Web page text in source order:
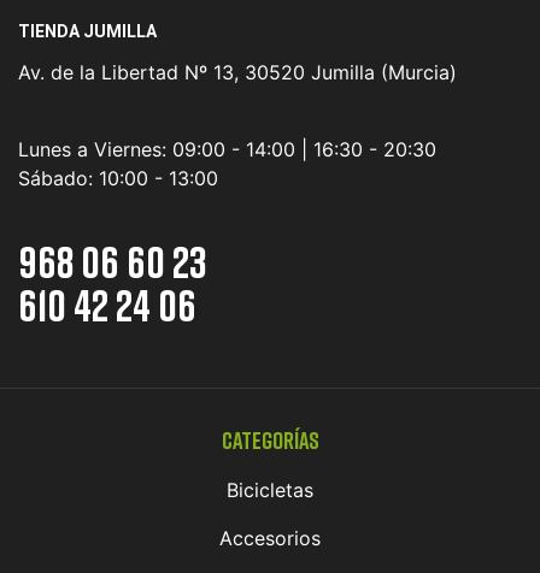
TIENDA JUMILLA
Av. de la Libertad Nº 13, 30520 Jumilla (Murcia)
Lunes a Viernes: 09:00 - 14:00 | 16:30 - 20:30
Sábado: 10:00 - 13:00
968 06 60 23
610 42 24 06
Categorías
Bicicletas
Accesorios